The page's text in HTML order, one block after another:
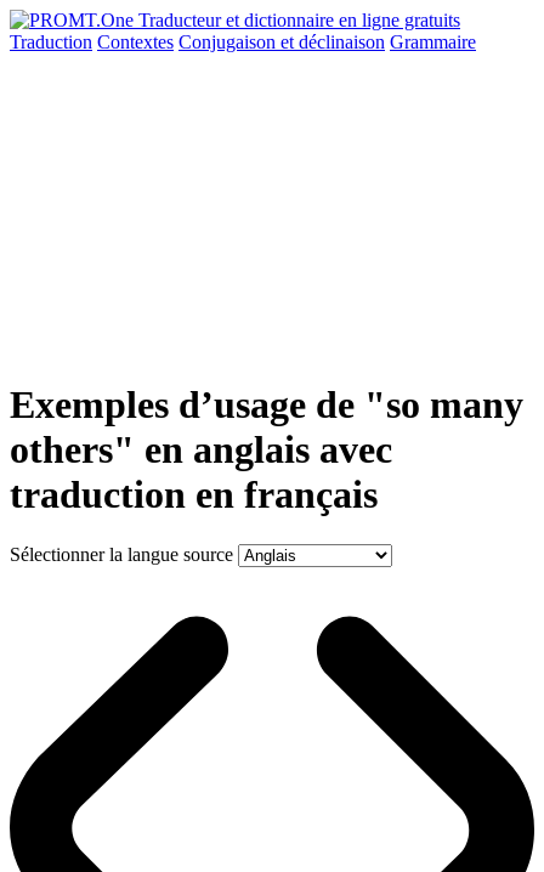
Traduction Contextes Conjugaison et déclinaison Grammaire
Exemples d’usage de "so many
others" en anglais avec
traduction en français
Sélectionner la langue source